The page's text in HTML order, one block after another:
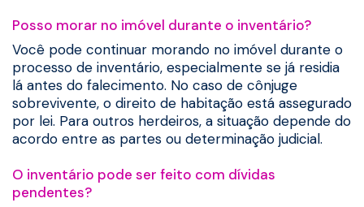
Posso morar no imóvel durante o inventário?
Você pode continuar morando no imóvel durante o
processo de inventário, especialmente se já residia
lá antes do falecimento. No caso de cônjuge
sobrevivente, o direito de habitação está assegurado
por lei. Para outros herdeiros, a situação depende do
acordo entre as partes ou determinação judicial.
O inventário pode ser feito com dívidas
pendentes?